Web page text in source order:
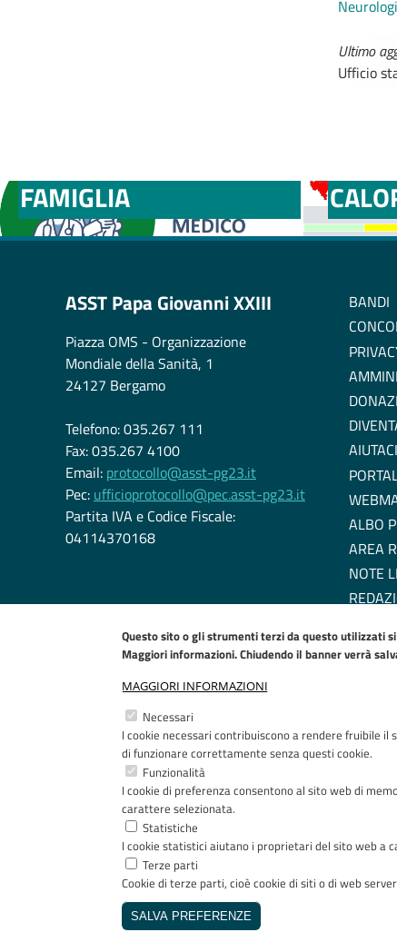
Questo sito o gli strumenti terzi da questo utilizzati
Maggiori informazioni. Chiudendo il banner verrà
MAGGIORI INFORMAZIONI
Necessari
I cookie necessari contribuiscono a rendere fruibile
di funzionare correttamente senza questi cookie.
Funzionalità
I cookie di preferenza consentono al sito web di
carattere selezionata.
Statistiche
I cookie statistici aiutano i proprietari del sito web a
Terze parti
Cookie di terze parti, cioè cookie di siti o di web
SALVA PREFERENZE
Ultimo
Ufficio
FAMIGLIA
ASST Papa Giovanni XXIII
Piazza OMS - Organizzazione
Mondiale della Sanità, 1
24127 Bergamo
Telefono: 035.267 111
Fax: 035.267 4100
Email: protocollo@asst-pg23.it
Pec: ufficioprotocollo@pec.asst-pg23.it
Partita IVA e Codice Fiscale:
04114370168
BANDI
ALBO
AREA
NOTE
EU
Copyright © 2005-2023 - ASST Papa Giovanni